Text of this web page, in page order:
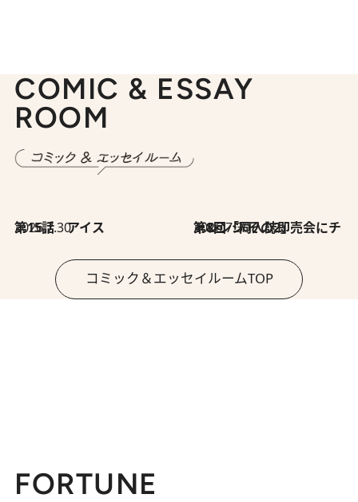
COMIC & ESSAY
ROOM
2026.7.30
第15話 アイス 2026.7.30
第8回「同人誌即売会にチャレンジ その2」
コミック＆エッセイルームTOP
FORTUNE